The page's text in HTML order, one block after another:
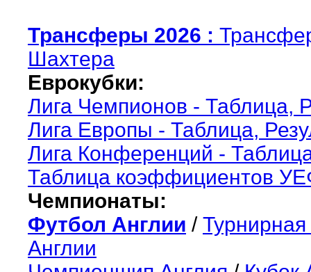
Трансферы 2026 :
Шахтера
Еврокубки:
Лига Чемпионов - Таблица,
Лига Европы - Таблица,
Лига Конференций -
Таблица коэффициентов
Чемпионаты:
Футбол Англии /
Англии